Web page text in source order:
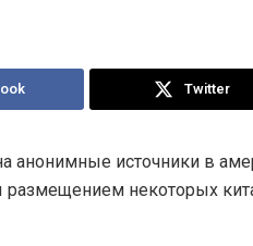
Twitter
анонимные источники в
размещением некоторых